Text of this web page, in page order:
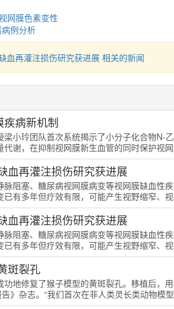
网膜色素变性
例分析
血再灌注损伤研究获进展 相关的新闻
疾病新机制
小玲团队首次系统揭示了小分子化合物N-
谢，在抑制视网膜新生血管的同时保护视
血再灌注损伤研究获进展
阻塞、糖尿病视网膜病变等视网膜缺血性
有多年但疗效有限，可能产生视野缩窄、
血再灌注损伤研究获进展
阻塞、糖尿病视网膜病变等视网膜缺血性
有多年但疗效有限，可能产生视野缩窄、
斑裂孔
地修复了猴子模型的黄斑裂孔。移植后，
》杂志。“我们首次在非人类灵长类动物模